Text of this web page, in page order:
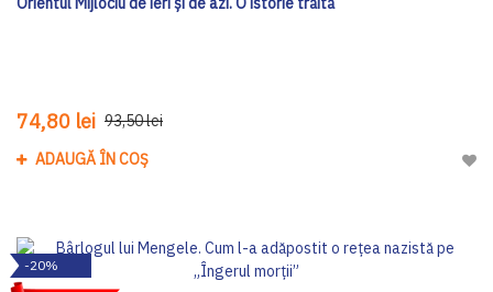
74,80 lei 93,50 lei
ADAUGĂ ÎN COȘ
-20%